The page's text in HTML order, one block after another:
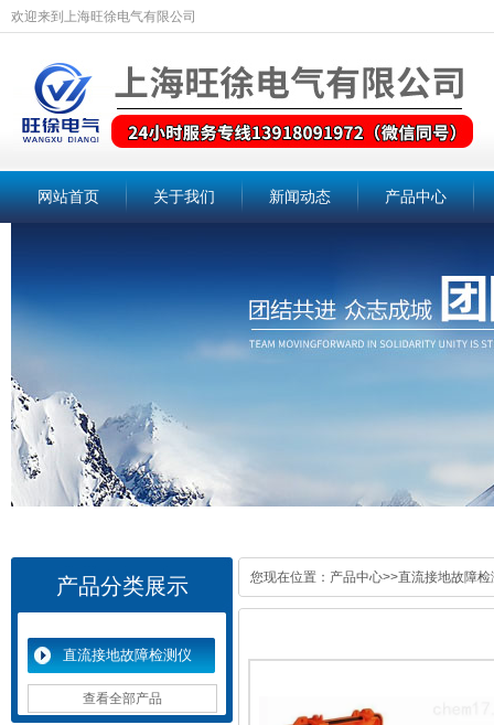
欢迎来到上海旺徐电气有限公司
网站首页 关于我们 新闻动态 产品中心
产品分类展示
直流接地故障检测仪
查看全部产品
您现在位置： 产品中心>>直流接地故障检